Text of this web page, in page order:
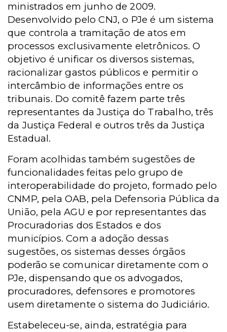
ministrados em junho de 2009.
Desenvolvido pelo CNJ, o PJe é um sistema
que controla a tramitação de atos em
processos exclusivamente eletrônicos. O
objetivo é unificar os diversos sistemas,
racionalizar gastos públicos e permitir o
intercâmbio de informações entre os
tribunais. Do comitê fazem parte três
representantes da Justiça do Trabalho, três
da Justiça Federal e outros três da Justiça
Estadual.
Foram acolhidas também sugestões de
funcionalidades feitas pelo grupo de
interoperabilidade do projeto, formado pelo
CNMP, pela OAB, pela Defensoria Pública da
União, pela AGU e por representantes das
Procuradorias dos Estados e dos
municípios. Com a adoção dessas
sugestões, os sistemas desses órgãos
poderão se comunicar diretamente com o
PJe, dispensando que os advogados,
procuradores, defensores e promotores
usem diretamente o sistema do Judiciário.
Estabeleceu-se, ainda, estratégia para